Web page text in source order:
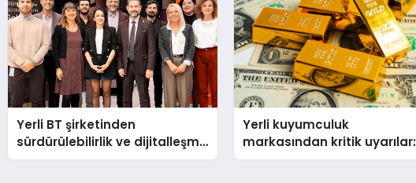
Yerli BT şirketinden
sürdürülebilirlik ve dijitalleşme
odaklı özel etkinlik
Yerli kuyumculuk
markasından kritik uyarılar:
Doğru seçim yatırımınızı